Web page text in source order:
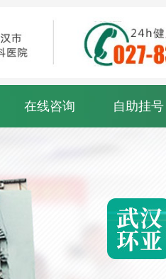
在线咨询 自助挂号